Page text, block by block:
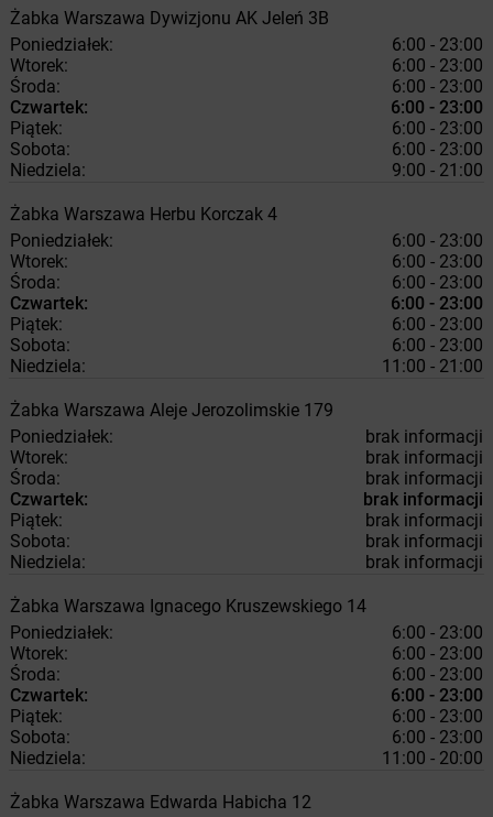
Żabka Warszawa Dywizjonu AK Jeleń 3B
Poniedziałek:
6:00 - 23:00
Wtorek:
6:00 - 23:00
Środa:
6:00 - 23:00
Czwartek:
6:00 - 23:00
Piątek:
6:00 - 23:00
Sobota:
6:00 - 23:00
Niedziela:
9:00 - 21:00
Żabka Warszawa Herbu Korczak 4
Poniedziałek:
6:00 - 23:00
Wtorek:
6:00 - 23:00
Środa:
6:00 - 23:00
Czwartek:
6:00 - 23:00
Piątek:
6:00 - 23:00
Sobota:
6:00 - 23:00
Niedziela:
11:00 - 21:00
Żabka Warszawa Aleje Jerozolimskie 179
Poniedziałek:
brak informacji
Wtorek:
brak informacji
Środa:
brak informacji
Czwartek:
brak informacji
Piątek:
brak informacji
Sobota:
brak informacji
Niedziela:
brak informacji
Żabka Warszawa Ignacego Kruszewskiego 14
Poniedziałek:
6:00 - 23:00
Wtorek:
6:00 - 23:00
Środa:
6:00 - 23:00
Czwartek:
6:00 - 23:00
Piątek:
6:00 - 23:00
Sobota:
6:00 - 23:00
Niedziela:
11:00 - 20:00
Żabka Warszawa Edwarda Habicha 12